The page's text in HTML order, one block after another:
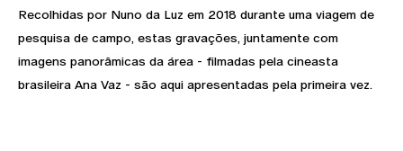
Recolhidas por Nuno da Luz em 2018 durante uma viagem de
pesquisa de campo, estas gravações, juntamente com
imagens panorâmicas da área - filmadas pela cineasta
brasileira Ana Vaz - são aqui apresentadas pela primeira vez.